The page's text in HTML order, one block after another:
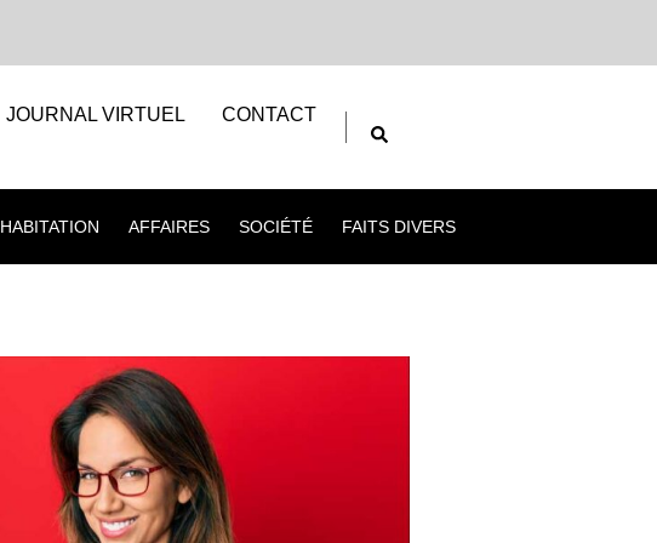
JOURNAL VIRTUEL CONTACT
HABITATION AFFAIRES SOCIÉTÉ FAITS DIVERS